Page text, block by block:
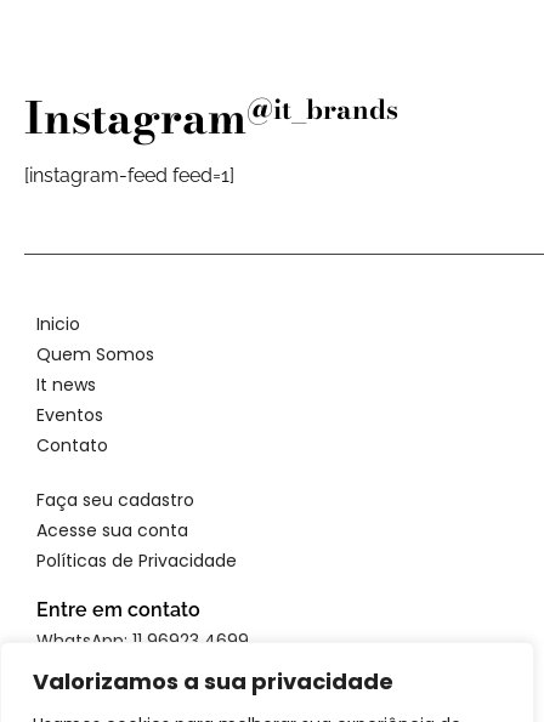
Valorizamos a sua privacidade
Instagram@it_brands
[instagram-feed feed=1]
Inicio
Quem Somos
It news
Eventos
Contato
Faça seu cadastro
Acesse sua conta
Políticas de Privacidade
Entre em contato
WhatsApp: 11 96923 4699
Email: atendimento@itbrandsbr.com